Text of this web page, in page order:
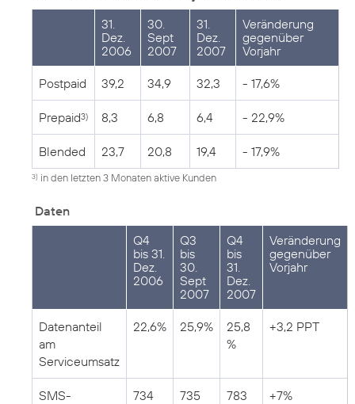
31.
Dez.
2006
30.
Sept
2007
31.
Dez.
2007
Veränderung
gegenüber
Vorjahr
Postpaid 39,2 34,9 32,3 - 17,6%
Prepaid3) 8,3 6,8 6,4 - 22,9%
Blended 23,7 20,8 19,4 - 17,9%
3) in den letzten 3 Monaten aktive Kunden
Daten
Q4
bis 31.
Dez.
2006
Q3
bis
30.
Sept
2007
Q4
bis
31.
Dez.
2007
Veränderung
gegenüber
Vorjahr
Datenanteil
am
Serviceumsatz
22,6% 25,9%
25,8
%
+3,2 PPT
SMS-
734 735 783 +7%